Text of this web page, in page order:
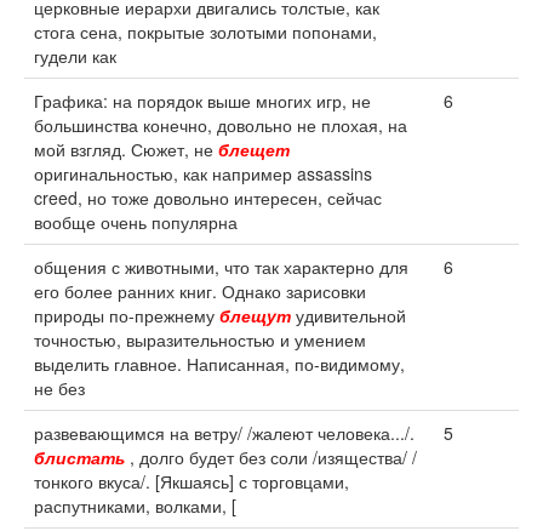
церковные иерархи двигались толстые, как
стога сена, покрытые золотыми попонами,
гудели как
Графика: на порядок выше многих игр, не
большинства конечно, довольно не плохая, на
мой взгляд. Сюжет, не блещет
оригинальностью, как например assassins
creed, но тоже довольно интересен, сейчас
вообще очень популярна
6
общения с животными, что так характерно для
его более ранних книг. Однако зарисовки
природы по-прежнему блещут удивительной
точностью, выразительностью и умением
выделить главное. Написанная, по-видимому,
не без
6
развевающимся на ветру/ /жалеют человека.../.
блистать , долго будет без соли /изящества/ /
тонкого вкуса/. [Якшаясь] с торговцами,
распутниками, волками, [
5